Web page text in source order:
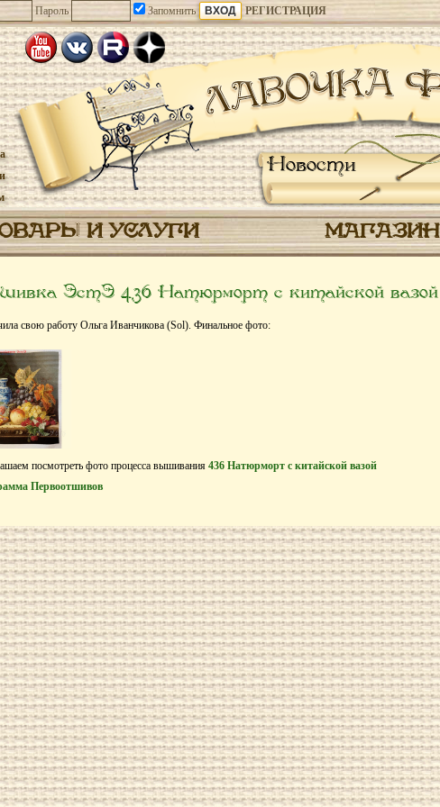
Пароль Запомнить РЕГИСТРАЦИЯ
Новости
И УСЛУГИ МАГАЗИН
ЭстЭ 436 Натюрморт с китайской вазой
свою работу Ольга Иванчикова (Sol). Финальное фото:
посмотреть фото процесса вышивания 436 Натюрморт с китайской вазой
Первоотшивов